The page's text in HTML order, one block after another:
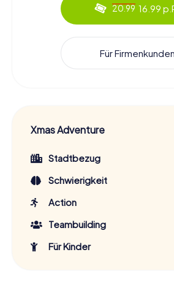
20.99 16.99
Für Firmenkunden
Xmas Adventure
Stadtbezug
Schwierigkeit
Action
Teambuilding
Für Kinder